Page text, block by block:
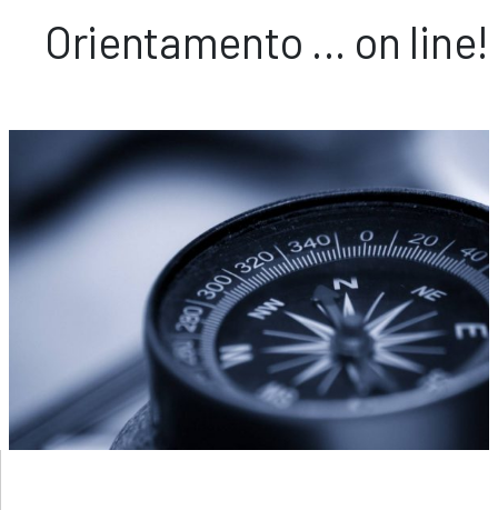
Orientamento … on line!